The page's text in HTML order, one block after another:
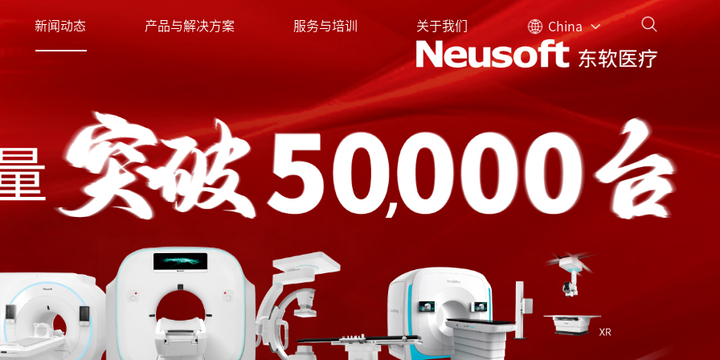
新闻动态 产品与解决方案 服务与培训 关于我们 China